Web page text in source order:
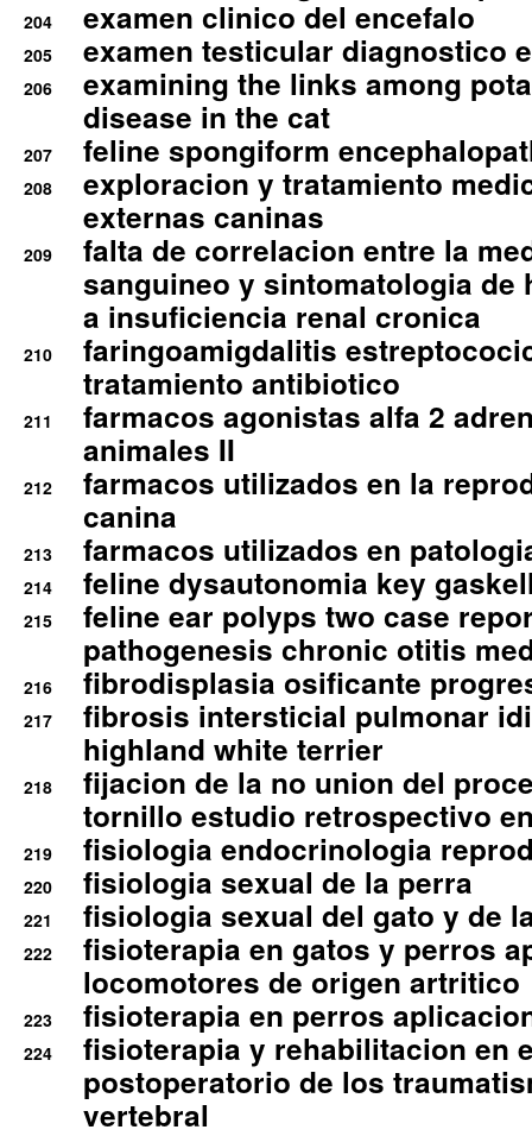
204 examen clinico del encefalo
205 examen testicular diagnostico
206
examining the links among
disease in the cat
207 feline spongiform
208
exploracion y tratamiento
externas caninas
209
falta de correlacion entre la
sanguineo y sintomatologia de
a insuficiencia renal cronica
210
faringoamigdalitis
tratamiento antibiotico
211
farmacos agonistas alfa 2
animales II
212
farmacos utilizados en la
canina
213 farmacos utilizados en
214 feline dysautonomia key
215
feline ear polyps two case
pathogenesis chronic otitis
216 fibrodisplasia osificante
217
fibrosis intersticial pulmonar
highland white terrier
218
fijacion de la no union del
tornillo estudio retrospectivo
219 fisiologia endocrinologia
220 fisiologia sexual de la perra
221 fisiologia sexual del gato y de
222
fisioterapia en gatos y perros
locomotores de origen artritico
223 fisioterapia en perros
224
fisioterapia y rehabilitacion en
postoperatorio de los
vertebral